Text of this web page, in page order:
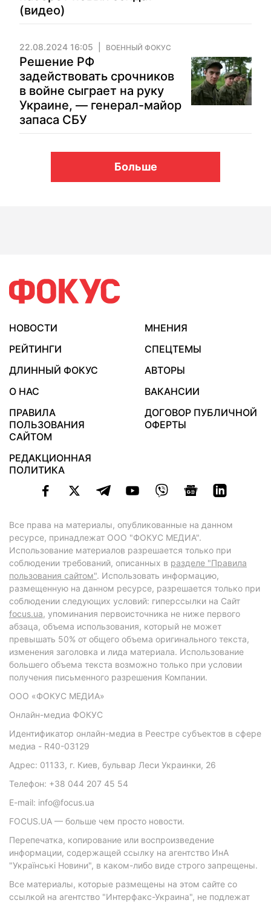
(видео)
22.08.2024 16:05 ВОЕННЫЙ ФОКУС
Решение РФ
задействовать срочников
в войне сыграет на руку
Украине, — генерал-майор
запаса СБУ
Больше
НОВОСТИ
МНЕНИЯ
РЕЙТИНГИ
СПЕЦТЕМЫ
ДЛИННЫЙ ФОКУС
АВТОРЫ
О НАС
ВАКАНСИИ
ПРАВИЛА
ПОЛЬЗОВАНИЯ
САЙТОМ
ДОГОВОР ПУБЛИЧНОЙ
ОФЕРТЫ
РЕДАКЦИОННАЯ
ПОЛИТИКА
Все права на материалы, опубликованные на данном
ресурсе, принадлежат ООО "ФОКУС МЕДИА".
Использование материалов разрешается только при
соблюдении требований, описанных в разделе "Правила
пользования сайтом". Использовать информацию,
размещенную на данном ресурсе, разрешается только при
соблюдении следующих условий: гиперссылки на Сайт
focus.ua, упоминания первоисточника не ниже первого
абзаца, объема использования, который не может
превышать 50% от общего объема оригинального текста,
изменения заголовка и лида материала. Использование
большего объема текста возможно только при условии
получения письменного разрешения Компании.
ООО «ФОКУС МЕДИА»
Онлайн-медиа ФОКУС
Идентификатор онлайн-медиа в Реестре субъектов в сфере
медиа - R40-03129
Адрес: 01133, г. Киев, бульвар Леси Украинки, 26
Телефон: +38 044 207 45 54
E-mail: info@focus.ua
FOCUS.UA — больше чем просто новости.
Перепечатка, копирование или воспроизведение
информации, содержащей ссылку на агентство ИнА
"Українські Новини", в каком-либо виде строго запрещены.
Все материалы, которые размещены на этом сайте со
ссылкой на агентство "Интерфакс-Украина", не подлежат